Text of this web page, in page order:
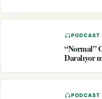
PODCAST
“Normal”
Daralıyor
PODCAST